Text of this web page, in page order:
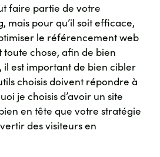
faire partie de votre
mais pour qu’il soit efficace,
le référencement web
toute chose, afin de bien
il est important de bien cibler
choisis doivent répondre à
je choisis d’avoir un site
en tête que votre stratégie
des visiteurs en